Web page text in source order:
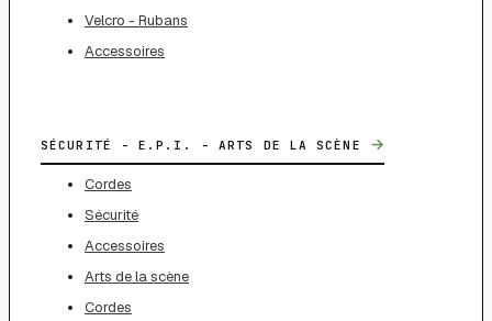
Velcro - Rubans
Accessoires
SÉCURITÉ - E.P.I. - ARTS DE LA SCÈNE →
Cordes
Sécurité
Accessoires
Arts de la scène
Cordes